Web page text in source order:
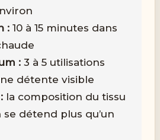
: 10 à 15 minutes dans
: 3 à 5 utilisations
détente visible
la composition du tissu
se détend plus qu’un